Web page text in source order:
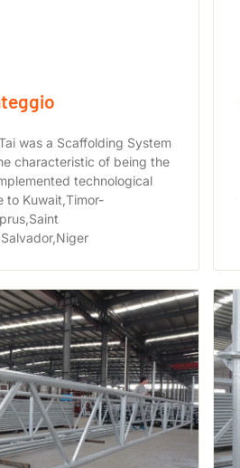
was a Scaffolding System
characteristic of being the
technological
to Kuwait,Timor-